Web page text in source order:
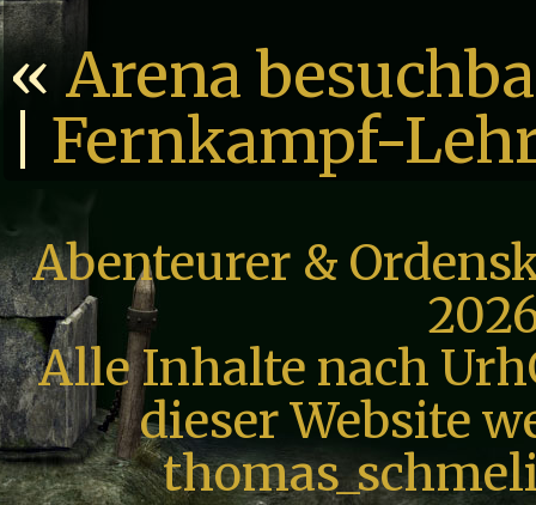
«Arena
Fernkampf-
Abenteurer &
Alle Inhalte nach
dieser Website